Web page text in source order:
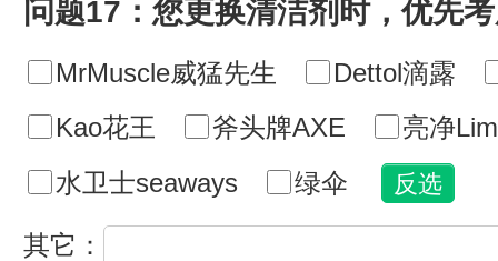
问题17：您更换清洁剂时，优先
MrMuscle威猛先生
Dettol滴露
Kao花王
斧头牌AXE
亮净
水卫士seaways
绿伞
其它：